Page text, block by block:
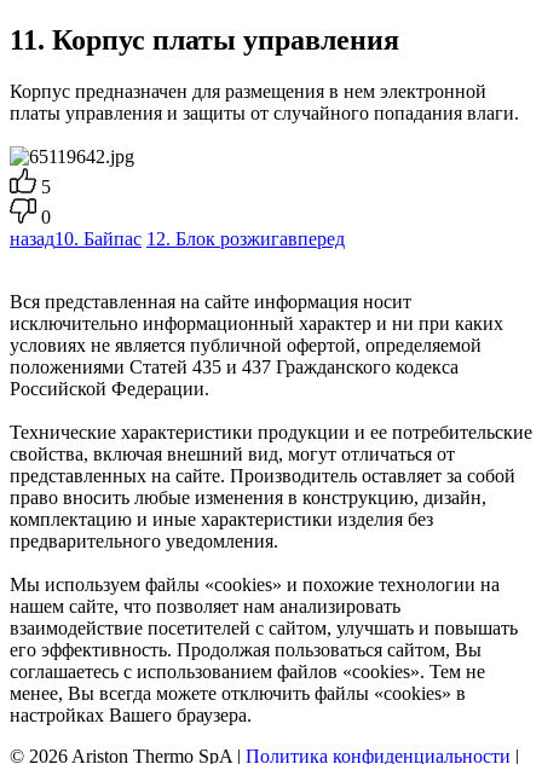
11. Корпус платы управления
Корпус предназначен для размещения в нем электронной
платы управления и защиты от случайного попадания влаги.
5
0
назад10. Байпас 12. Блок розжигавперед
Вся представленная на сайте информация носит
исключительно информационный характер и ни при каких
условиях не является публичной офертой, определяемой
положениями Статей 435 и 437 Гражданского кодекса
Российской Федерации.
Технические характеристики продукции и ее потребительские
свойства, включая внешний вид, могут отличаться от
представленных на сайте. Производитель оставляет за собой
право вносить любые изменения в конструкцию, дизайн,
комплектацию и иные характеристики изделия без
предварительного уведомления.
Мы используем файлы «cookies» и похожие технологии на
нашем сайте, что позволяет нам анализировать
взаимодействие посетителей с сайтом, улучшать и повышать
его эффективность. Продолжая пользоваться сайтом, Вы
соглашаетесь с использованием файлов «cookies». Тем не
менее, Вы всегда можете отключить файлы «cookies» в
настройках Вашего браузера.
© 2026 Ariston Thermo SpA | Политика конфиденциальности |